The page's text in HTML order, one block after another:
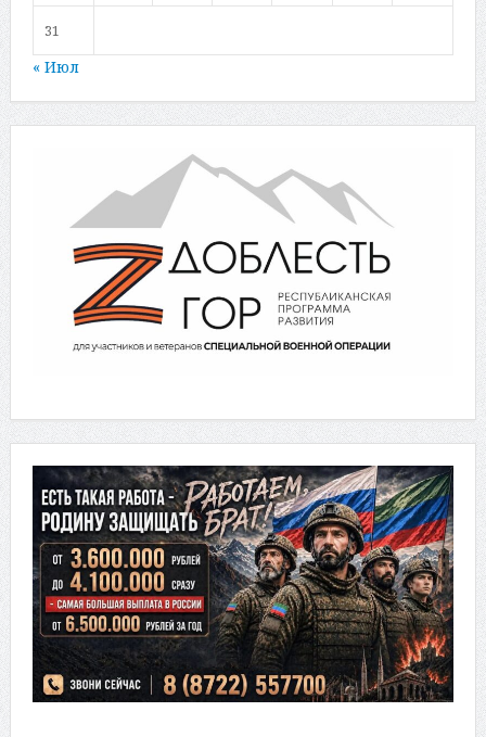
31
« Июл